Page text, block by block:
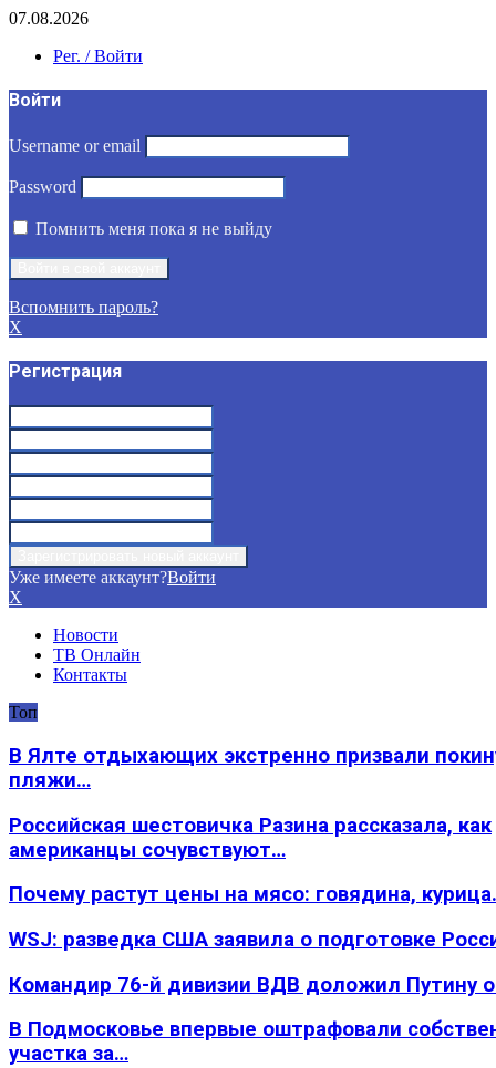
07.08.2026
Рег. / Войти
Войти
Username or email
Password
Помнить меня пока я не выйду
Вспомнить пароль?
X
Регистрация
Уже имеете аккаунт?Войти
X
Новости
ТВ Онлайн
Контакты
Топ
В Ялте отдыхающих экстренно призвали
пляжи…
Российская шестовичка Разина рассказала, как
американцы сочувствуют…
Почему растут цены на мясо: говядина,
WSJ: разведка США заявила о подготовке
Командир 76-й дивизии ВДВ доложил Путину
В Подмосковье впервые оштрафовали
участка за…